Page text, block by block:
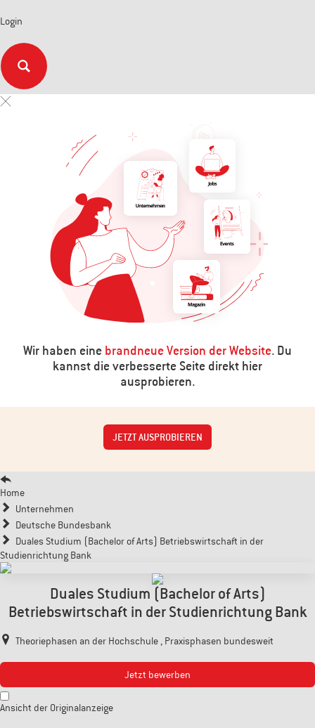
Login
Wir haben eine brandneue Version der Website. Du
kannst die verbesserte Seite direkt hier
ausprobieren.
JETZT AUSPROBIEREN
Home
Unternehmen
Deutsche Bundesbank
Duales Studium (Bachelor of Arts) Betriebswirtschaft in der
Studienrichtung Bank
Duales Studium (Bachelor of Arts)
Betriebswirtschaft in der Studienrichtung Bank
Theoriephasen an der Hochschule , Praxisphasen bundesweit
Jetzt bewerben
Ansicht der Originalanzeige